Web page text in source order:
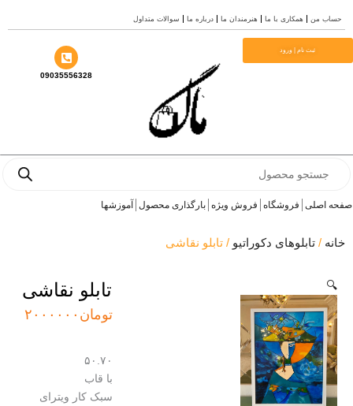
من همکاری با ما هنرمندان ما درباره ما سوالات متداول
ثبت نام | ورود
09035556328
اصلی فروشگاه فروش ویژه بارگذاری محصول آموزشها
/تابلوهای دکوراتیو/ تابلو نقاشی
تابلو نقاشی
تومان۲۰۰۰۰۰۰
۵۰.۷۰
با قاب
سبک کار ویترای